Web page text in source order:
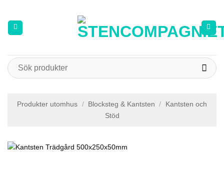
content
Sök
efter:
Produkter utomhus / Blocksteg & Kantsten /
Kantsten och
Stöd